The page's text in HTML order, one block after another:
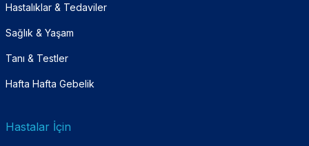
Hastalıklar & Tedaviler
Sağlık & Yaşam
Tanı & Testler
Hafta Hafta Gebelik
Hastalar İçin